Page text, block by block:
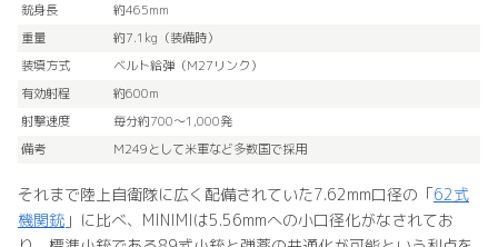
銃身長
約465mm
重量
約7.1kg（装備時）
装填方式
ベルト給弾（M27リンク）
有効射程
約600m
射撃速度
毎分約700～1,000発
備考
M249として米軍など多数国で採用
それまで陸上自衛隊に広く配備されていた7.62mm口径の「62式
機関銃 」に比べ、MINIMIは5.56mmへの小口径化がなされてお